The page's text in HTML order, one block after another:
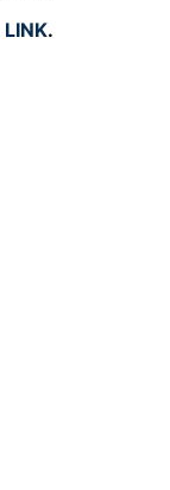
LINK.